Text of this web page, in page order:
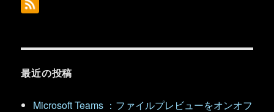
最近の投稿
Microsoft Teams ：ファイルプレビューをオンオフ